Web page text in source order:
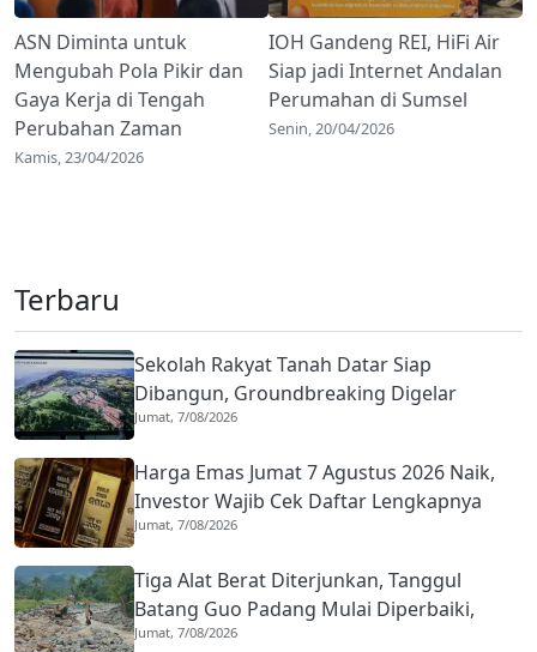
ASN Diminta untuk
Mengubah Pola Pikir dan
Gaya Kerja di Tengah
Perubahan Zaman
Kamis, 23/04/2026
IOH Gandeng REI, HiFi Air
Siap jadi Internet Andalan
Perumahan di Sumsel
Senin, 20/04/2026
Terbaru
Sekolah Rakyat Tanah Datar Siap
Dibangun, Groundbreaking Digelar
September 2026
Jumat, 7/08/2026
Harga Emas Jumat 7 Agustus 2026 Naik,
Investor Wajib Cek Daftar Lengkapnya
Jumat, 7/08/2026
Tiga Alat Berat Diterjunkan, Tanggul
Batang Guo Padang Mulai Diperbaiki,
Warga Kuranji Bernapas Lega
Jumat, 7/08/2026